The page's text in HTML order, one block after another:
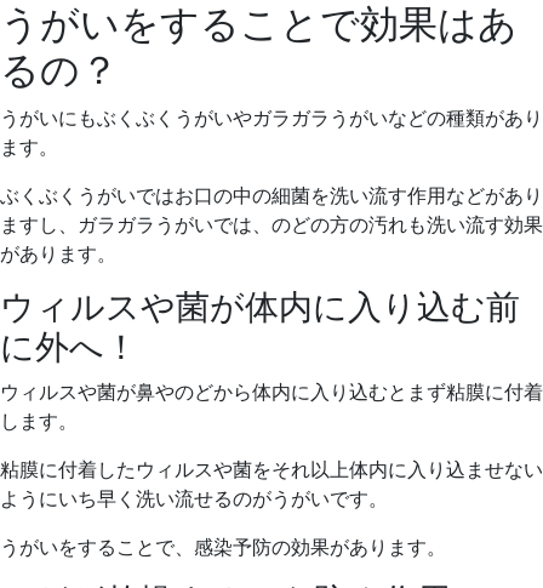
うがいをすることで効果はあ
るの？
うがいにもぶくぶくうがいやガラガラうがいなどの種類があり
ます。
ぶくぶくうがいではお口の中の細菌を洗い流す作用などがあり
ますし、ガラガラうがいでは、のどの方の汚れも洗い流す効果
があります。
ウィルスや菌が体内に入り込む前
に外へ！
ウィルスや菌が鼻やのどから体内に入り込むとまず粘膜に付着
します。
粘膜に付着したウィルスや菌をそれ以上体内に入り込ませない
ようにいち早く洗い流せるのがうがいです。
うがいをすることで、感染予防の効果があります。